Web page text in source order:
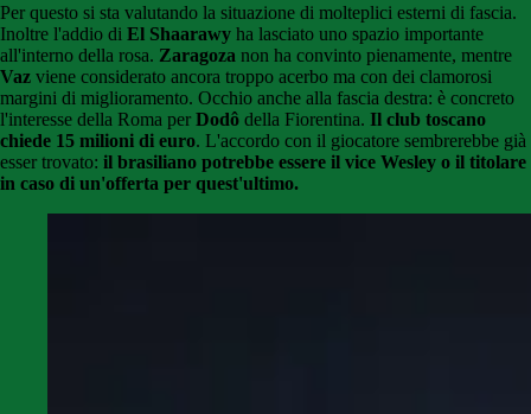
Per questo si sta valutando la situazione di molteplici esterni di fascia.
Inoltre l'addio di El Shaarawy ha lasciato uno spazio importante
all'interno della rosa. Zaragoza non ha convinto pienamente, mentre
Vaz viene considerato ancora troppo acerbo ma con dei clamorosi
margini di miglioramento. Occhio anche alla fascia destra: è concreto
l'interesse della Roma per Dodô della Fiorentina. Il club toscano
chiede 15 milioni di euro. L'accordo con il giocatore sembrerebbe già
esser trovato: il brasiliano potrebbe essere il vice Wesley o il titolare
in caso di un'offerta per quest'ultimo.